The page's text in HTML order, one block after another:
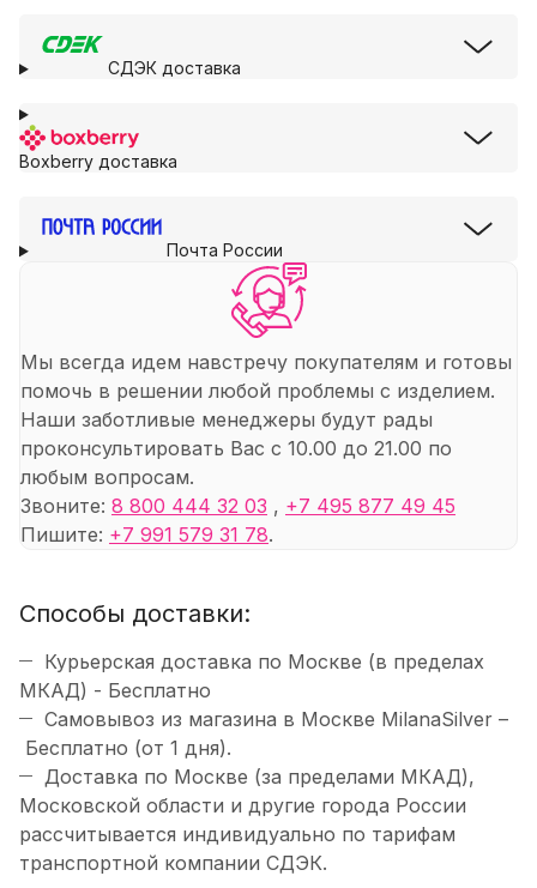
СДЭК доставка
Boxberry доставка
Почта России
Мы всегда идем навстречу покупателям и готовы
помочь в решении любой проблемы с изделием.
Наши заботливые менеджеры будут рады
проконсультировать Вас с 10.00 до 21.00 по
любым вопросам.
Звоните: 8 800 444 32 03 , +7 495 877 49 45
Пишите: +7 991 579 31 78.
Способы доставки:
Курьерская доставка по Москве (в пределах
МКАД) - Бесплатно
Самовывоз из магазина в Москве MilanaSilver –
Бесплатно (от 1 дня).
Доставка по Москве (за пределами МКАД),
Московской области и другие города России
рассчитывается индивидуально по тарифам
транспортной компании СДЭК.